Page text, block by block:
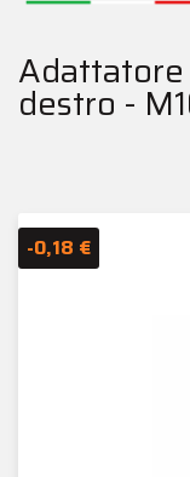
Adattatore
destro -
-0,18 €